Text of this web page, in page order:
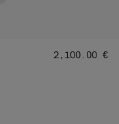
Prix:
‌2,100.00 €